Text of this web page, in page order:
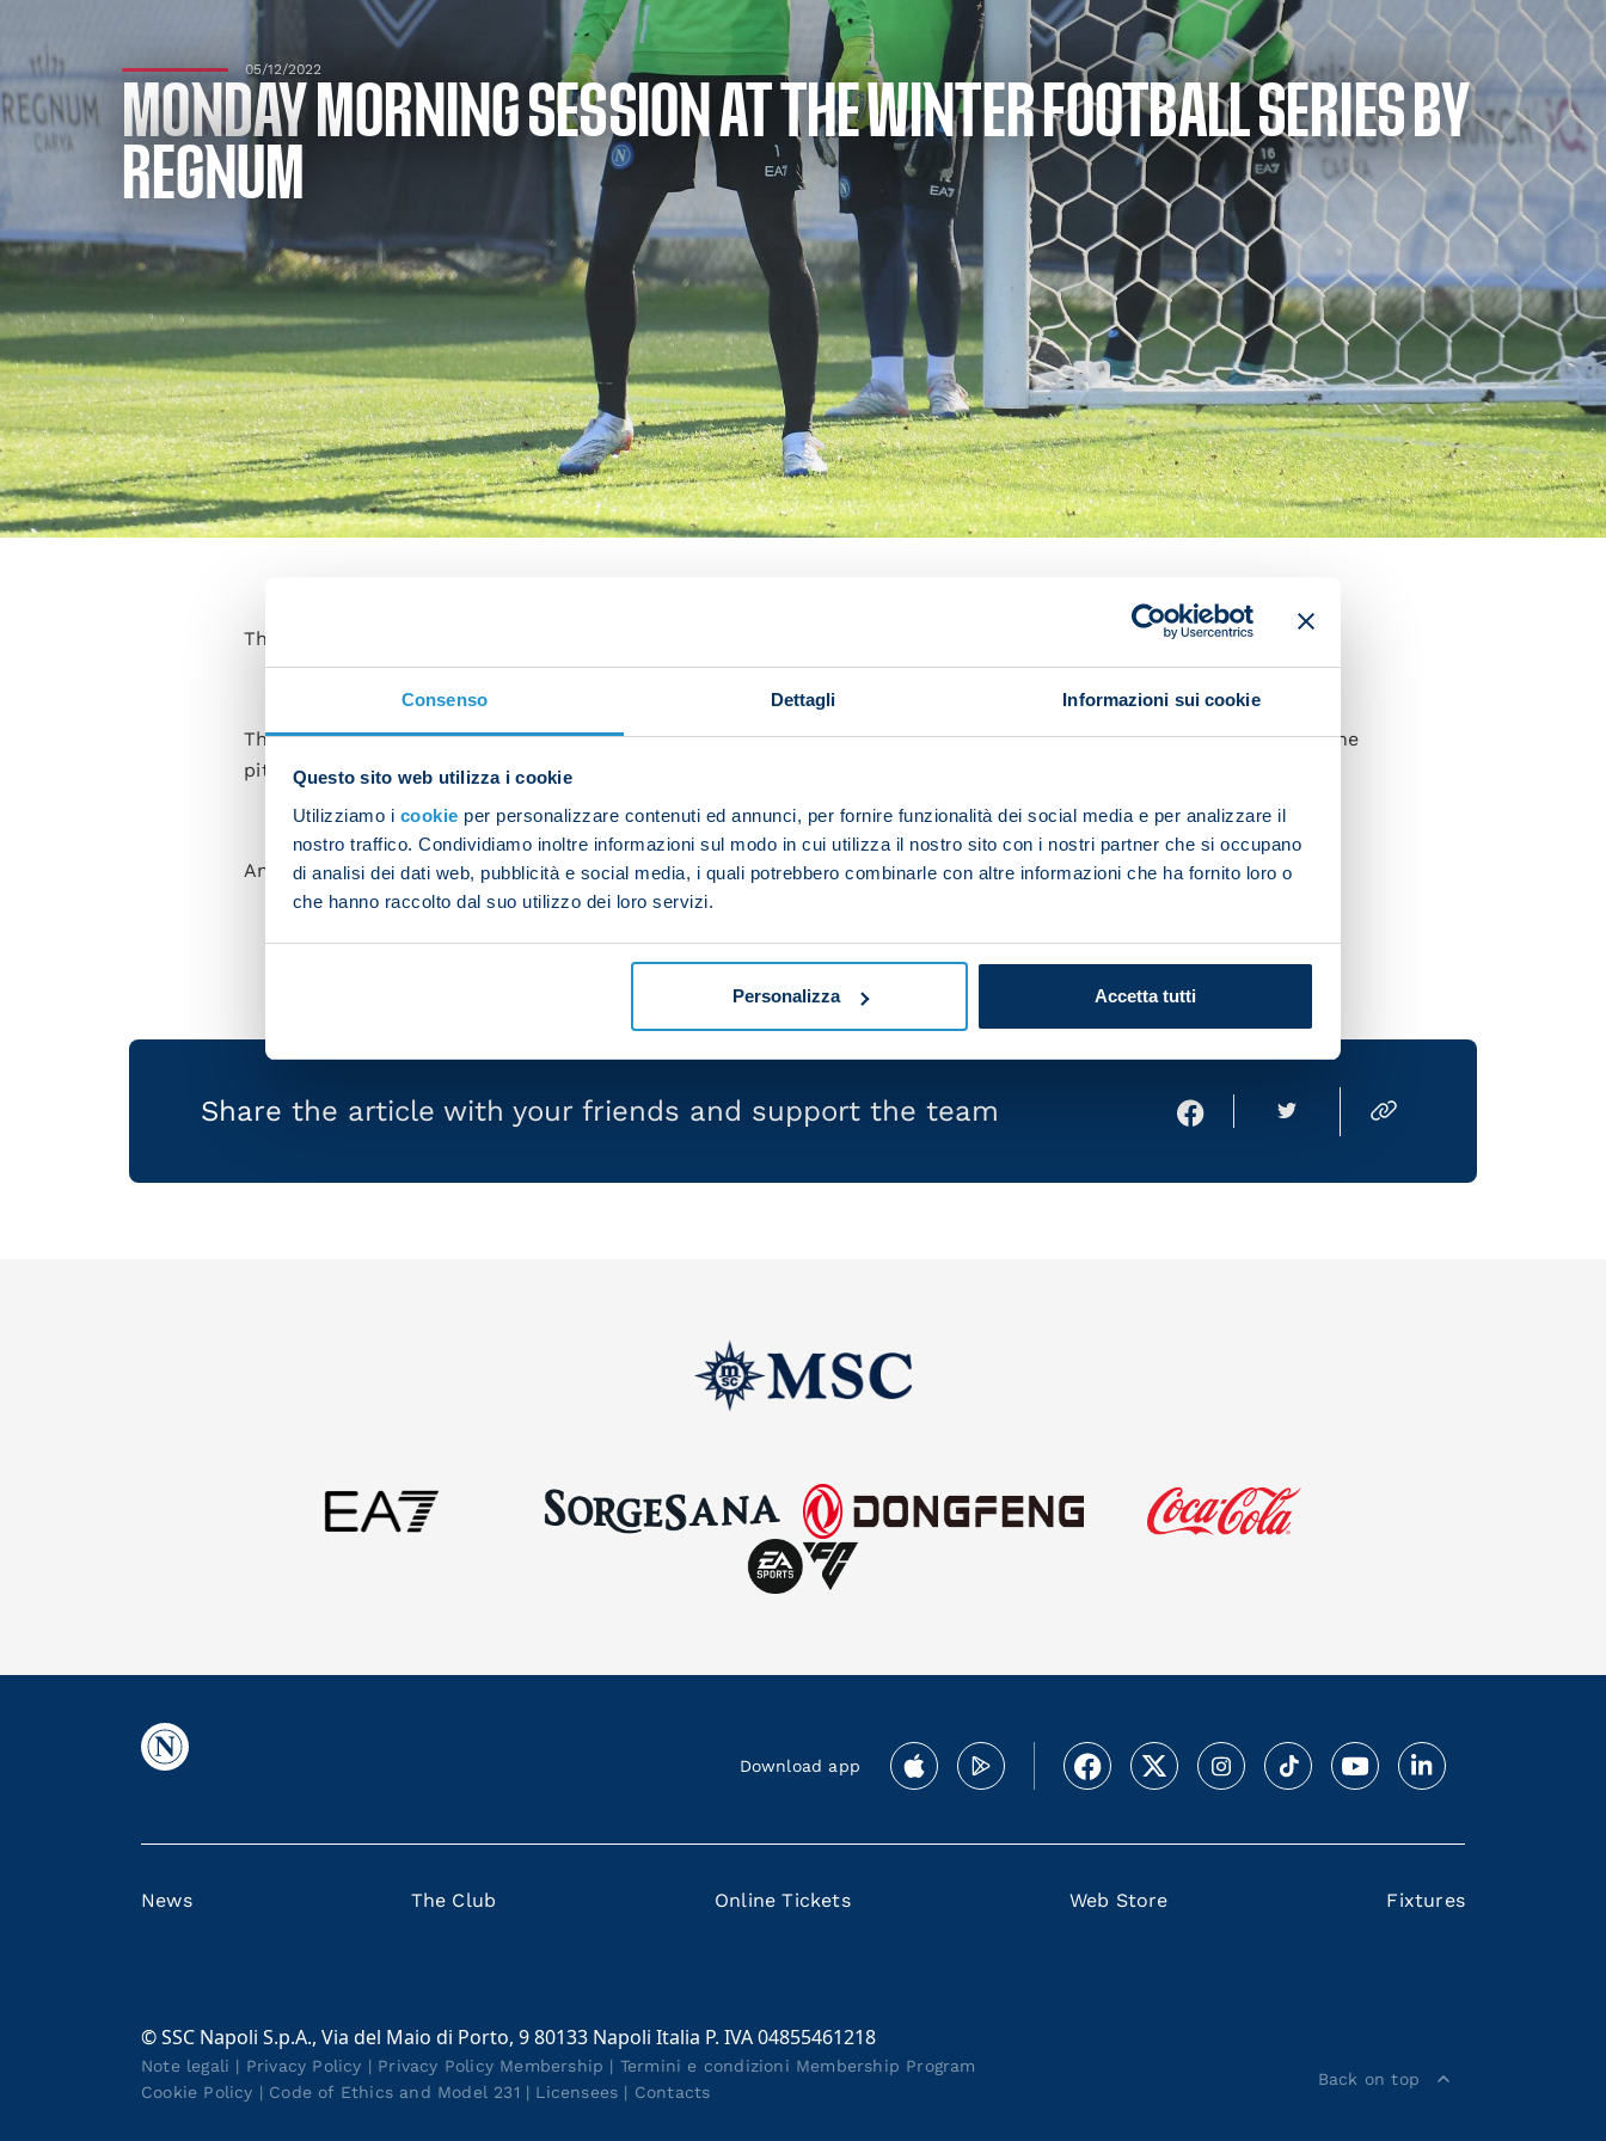
Consenso Dettagli Informazioni sui cookie
Questo sito web utilizza i cookie
Utilizziamo i cookie per personalizzare contenuti ed annunci, per fornire funzionalità dei social media e per analizzare il
nostro traffico. Condividiamo inoltre informazioni sul modo in cui utilizza il nostro sito con i nostri partner che si occupano
di analisi dei dati web, pubblicità e social media, i quali potrebbero combinarle con altre informazioni che ha fornito loro o
che hanno raccolto dal suo utilizzo dei loro servizi.
Personalizza Accetta tutti
05/12/2022
MONDAY MORNING SESSION AT THE WINTER FOOTBALL SERIES BY
REGNUM
The first-team squad took part in a morning session on Monday at the Winter Football Series by Regnum.
The players worked in the gym while the goalkeepers and members of the Primavera squad worked hard out on the
pitch with the coach.
Amir Rrahmani trained individually in the swimming pool, while Salvatore Sirigu worked on his own on the pitch.
Share the article with your friends and support the team
Download app
News The Club Online Tickets Web Store Fixtures
© SSC Napoli S.p.A., Via del Maio di Porto, 9 80133 Napoli Italia P. IVA 04855461218
Note legali | Privacy Policy | Privacy Policy Membership | Termini e condizioni Membership Program
Cookie Policy | Code of Ethics and Model 231 | Licensees | Contacts
Back on top